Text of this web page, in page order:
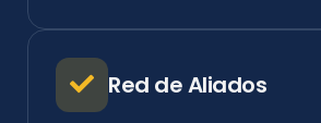
Red de Aliados